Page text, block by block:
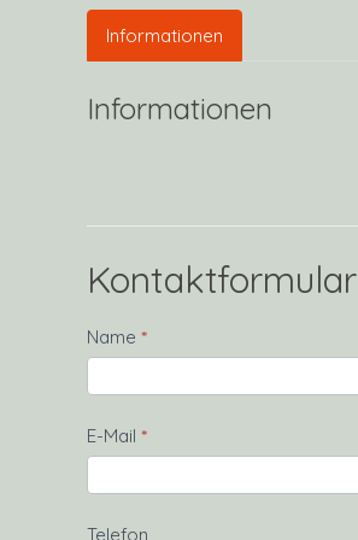
Informationen
Informationen
Kontaktformular
Kontakt
Name *
E-Mail *
Telefon